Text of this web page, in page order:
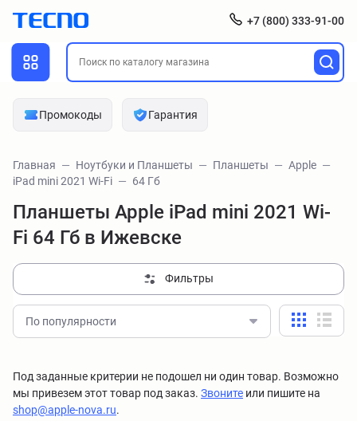
+7 (800) 333-91-00
Промокоды Гарантия
Главная Ноутбуки и Планшеты Планшеты
Apple
iPad mini 2021 Wi-Fi
64 Гб
Планшеты Apple iPad mini 2021 Wi-
Fi 64 Гб в Ижевске
Фильтры
По популярности
Под заданные критерии не подошел ни один товар. Возможно
мы привезем этот товар под заказ. Звоните или пишите на
shop@apple-nova.ru.